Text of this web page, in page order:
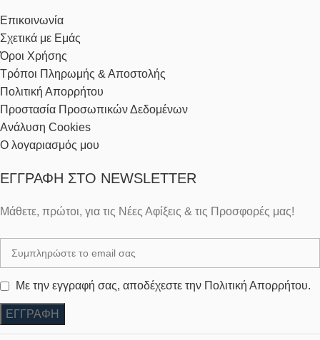
Επικοινωνία
Σχετικά με Εμάς
Όροι Χρήσης
Τρόποι Πληρωμής & Αποστολής
Πολιτική Απορρήτου
Προστασία Προσωπικών Δεδομένων
Ανάλυση Cookies
Ο λογαριασμός μου
ΕΓΓΡΑΦΉ ΣΤΟ NEWSLETTER
Μάθετε, πρώτοι, για τις Νέες Αφίξεις & τις Προσφορές μας!
Με την εγγραφή σας, αποδέχεστε την Πολιτική Απορρήτου.